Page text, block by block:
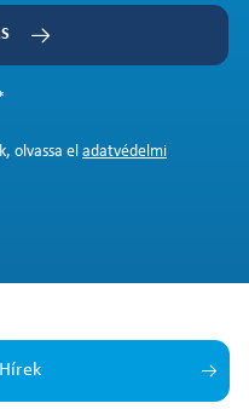
olvassa el adatvédelmi
Hírek